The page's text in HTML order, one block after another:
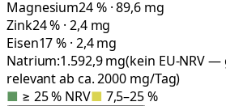
Magnesium24 % · 89,6 mg
Zink24 % · 2,4 mg
Eisen17 % · 2,4 mg
Natrium:1.592,9mg(kein EU-NRV
relevant ab ca. 2000 mg/Tag)
■ ≥ 25 % NRV■ 7,5–25 %